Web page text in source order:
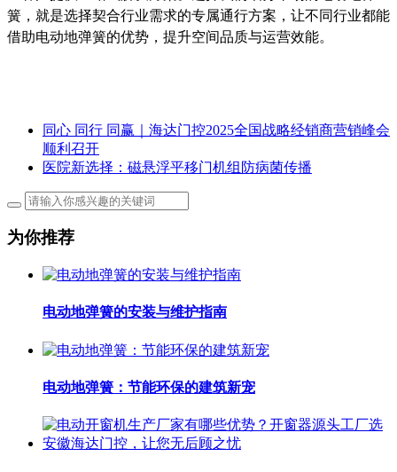
簧，就是选择契合行业需求的专属通行方案，让不同行业都能
借助电动地弹簧的优势，提升空间品质与运营效能。
同心 同行 同赢｜海达门控2025全国战略经销商营销峰会
顺利召开
医院新选择：磁悬浮平移门机组防病菌传播
为你推荐
电动地弹簧的安装与维护指南
电动地弹簧：节能环保的建筑新宠